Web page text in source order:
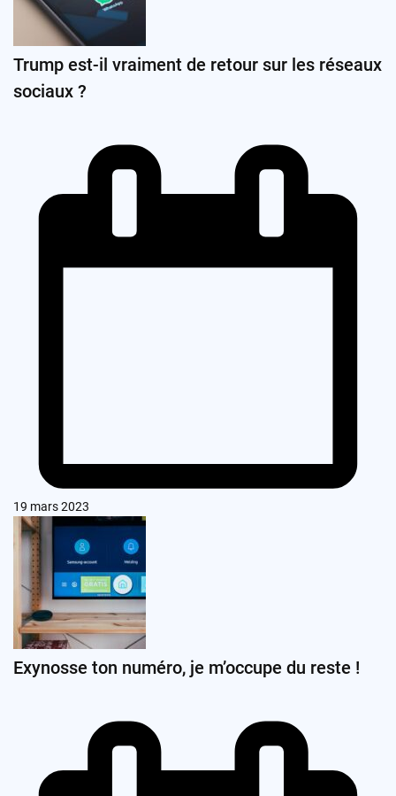
Trump est-il vraiment de retour sur les réseaux
sociaux ?
19 mars 2023
Exynosse ton numéro, je m’occupe du reste !